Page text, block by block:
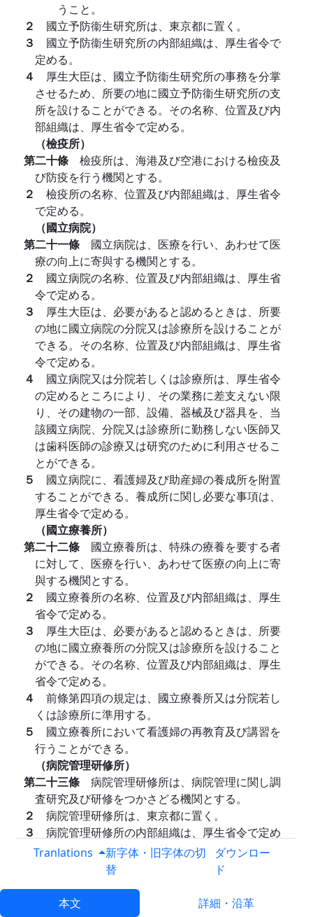
うこと。
２ 國立予防衞生研究所は、東京都に置く。
３ 國立予防衞生研究所の内部組織は、厚生省令で
定める。
４ 厚生大臣は、國立予防衞生研究所の事務を分掌
させるため、所要の地に國立予防衞生研究所の支
所を設けることができる。その名称、位置及び内
部組織は、厚生省令で定める。
（檢疫所）
第二十條 檢疫所は、海港及び空港における檢疫及
び防疫を行う機関とする。
２ 檢疫所の名称、位置及び内部組織は、厚生省令
で定める。
（國立病院）
第二十一條 國立病院は、医療を行い、あわせて医
療の向上に寄與する機関とする。
２ 國立病院の名称、位置及び内部組織は、厚生省
令で定める。
３ 厚生大臣は、必要があると認めるときは、所要
の地に國立病院の分院又は診療所を設けることが
できる。その名称、位置及び内部組織は、厚生省
令で定める。
４ 國立病院又は分院若しくは診療所は、厚生省令
の定めるところにより、その業務に差支えない限
り、その建物の一部、設備、器械及び器具を、当
該國立病院、分院又は診療所に勤務しない医師又
は歯科医師の診療又は研究のために利用させるこ
とができる。
５ 國立病院に、看護婦及び助産婦の養成所を附置
することができる。養成所に関し必要な事項は、
厚生省令で定める。
（國立療養所）
第二十二條 國立療養所は、特殊の療養を要する者
に対して、医療を行い、あわせて医療の向上に寄
與する機関とする。
２ 國立療養所の名称、位置及び内部組織は、厚生
省令で定める。
３ 厚生大臣は、必要があると認めるときは、所要
の地に國立療養所の分院又は診療所を設けること
ができる。その名称、位置及び内部組織は、厚生
省令で定める。
４ 前條第四項の規定は、國立療養所又は分院若し
くは診療所に準用する。
５ 國立療養所において看護婦の再教育及び講習を
行うことができる。
（病院管理研修所）
第二十三條 病院管理研修所は、病院管理に関し調
査研究及び研修をつかさどる機関とする。
２ 病院管理研修所は、東京都に置く。
３ 病院管理研修所の内部組織は、厚生省令で定め
る。
（國立衞生試驗所）
つかさどる機関とする。
Tranlations
新字体・旧字体の切
替
ダウンロー
ド
本文 詳細・沿革